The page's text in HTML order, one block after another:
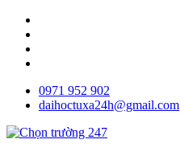
0971 952 902
daihoctuxa24h@gmail.com